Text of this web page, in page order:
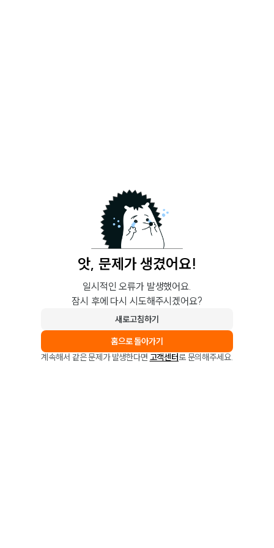
앗, 문제가 생겼어요!
일시적인 오류가 발생했어요.
잠시 후에 다시 시도해주시겠어요?
새로고침하기
홈으로 돌아가기
계속해서 같은 문제가 발생한다면 고객센터로 문의해주세요.